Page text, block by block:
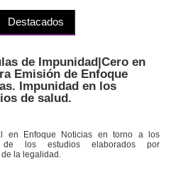
Destacados
de Impunidad|Cero en
Emisión de Enfoque
Impunidad en los
de salud.
en Enfoque Noticias en torno a los
de los estudios elaborados por
la legalidad.